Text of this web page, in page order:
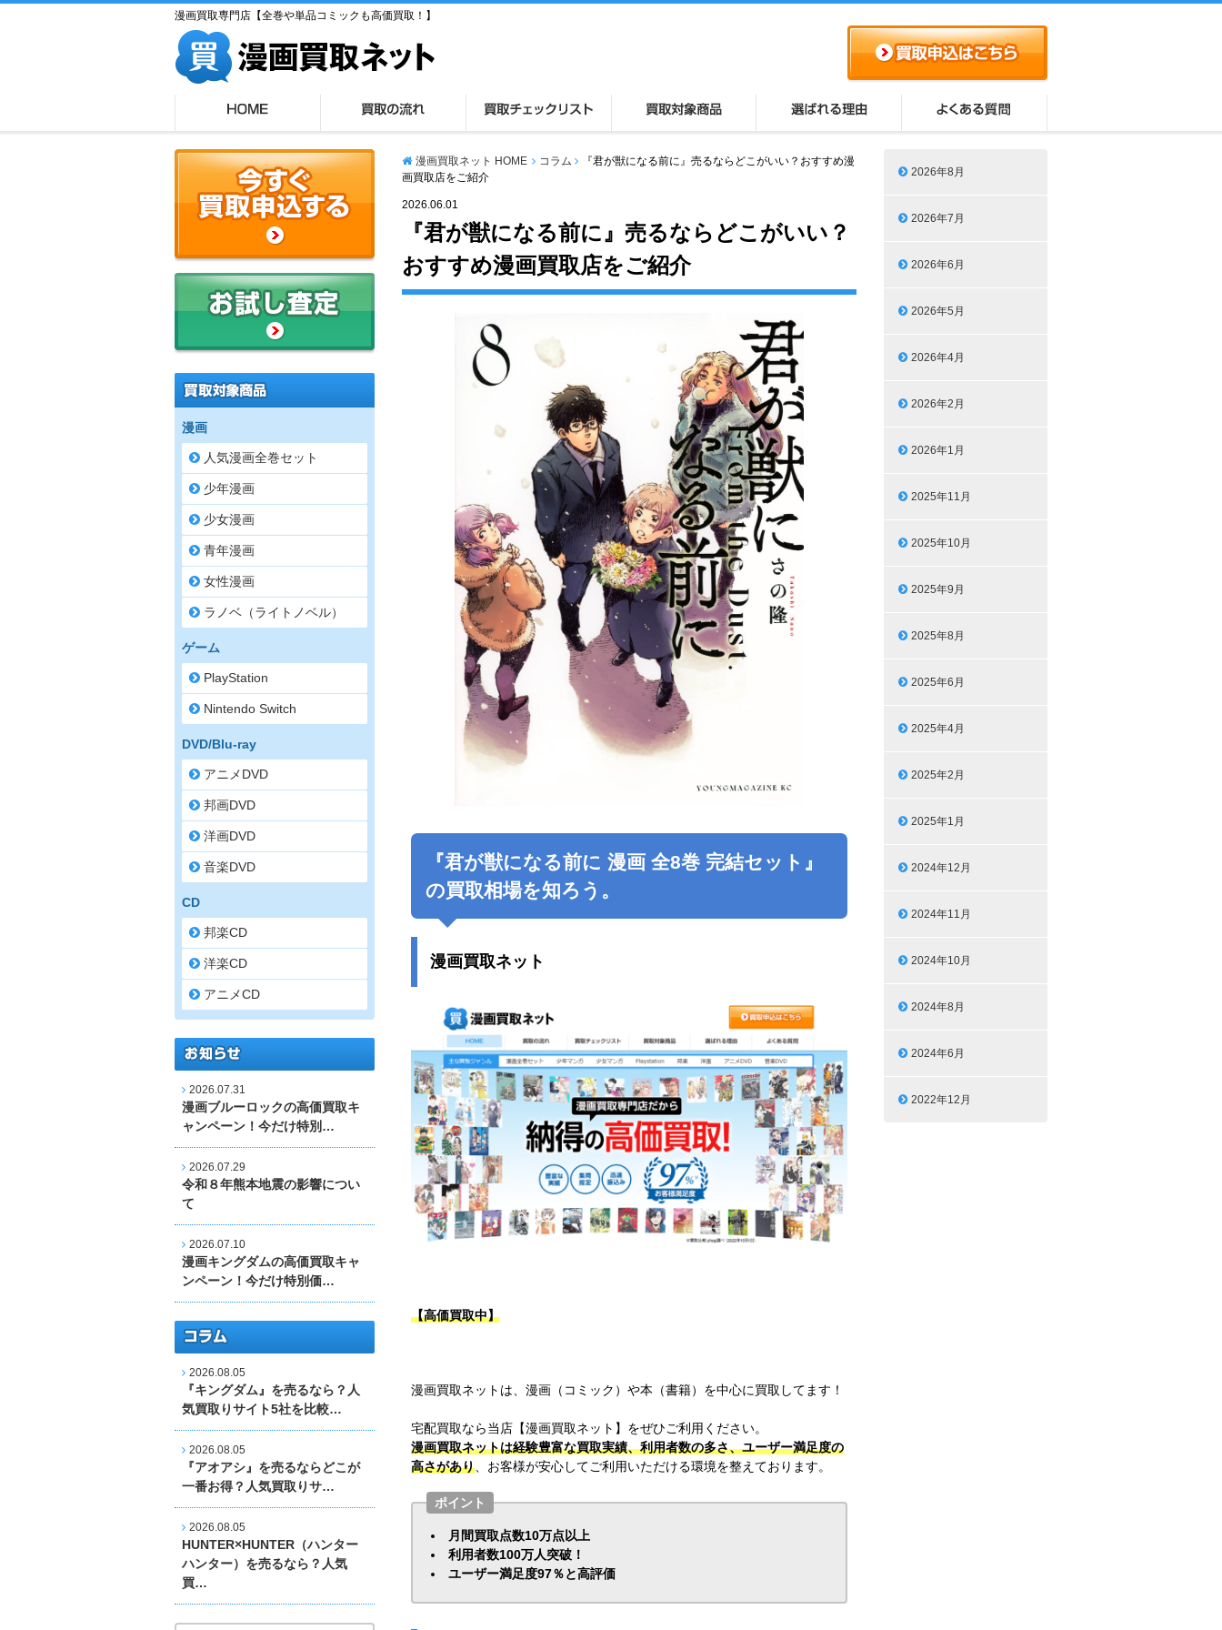
漫画買取専門店【全巻や単品コミックも高価買取！】
漫画買取ネット HOME コラム
『君が獣になる前に』売るならどこがいい？おすすめ漫
画買取店をご紹介
2026.06.01
『君が獣になる前に』売るならどこがいい？
おすすめ漫画買取店をご紹介
『君が獣になる前に 漫画 全8巻 完結セット』
の買取相場を知ろう。
漫画買取ネット
【高価買取中】
漫画買取ネットは、漫画（コミック）や本（書籍）を中心に買取してます！
宅配買取なら当店【漫画買取ネット】をぜひご利用ください。
漫画買取ネットは経験豊富な買取実績、利用者数の多さ、ユーザー満足度の
高さがあり 、お客様が安心してご利用いただける環境を整えております。
ポイント
月間買取点数10万点以上
利用者数100万人突破！
ユーザー満足度97％と高評価
2026年8月
2026年7月
2026年6月
2026年5月
2026年4月
2026年2月
2026年1月
2025年11月
2025年10月
2025年9月
2025年8月
2025年6月
2025年4月
2025年2月
2025年1月
2024年12月
2024年11月
2024年10月
2024年8月
2024年6月
2022年12月
漫画
人気漫画全巻セット
少年漫画
少女漫画
青年漫画
女性漫画
ラノベ（ライトノベル）
ゲーム
PlayStation
Nintendo Switch
DVD/Blu-ray
アニメDVD
邦画DVD
洋画DVD
音楽DVD
CD
邦楽CD
洋楽CD
アニメCD
2026.07.31
漫画ブルーロックの高価買取キ
ャンペーン！今だけ特別…
2026.07.29
令和８年熊本地震の影響につい
て
2026.07.10
漫画キングダムの高価買取キャ
ンペーン！今だけ特別価…
2026.08.05
『キングダム』を売るなら？人
気買取りサイト5社を比較…
2026.08.05
『アオアシ』を売るならどこが
一番お得？人気買取りサ…
2026.08.05
HUNTER×HUNTER（ハンター
ハンター）を売るなら？人気
買…